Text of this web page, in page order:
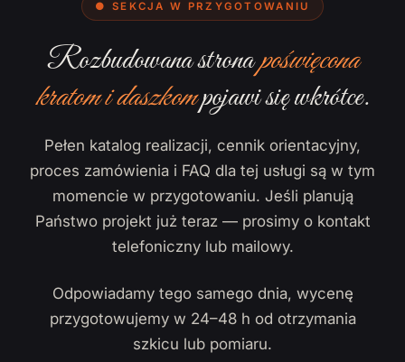
● SEKCJA W PRZYGOTOWANIU
Rozbudowana stronapoświęcona
kratom i daszkompojawi się wkrótce.
Pełen katalog realizacji, cennik orientacyjny,
proces zamówienia i FAQ dla tej usługi są w tym
momencie w przygotowaniu. Jeśli planują
Państwo projekt już teraz — prosimy o kontakt
telefoniczny lub mailowy.
Odpowiadamy tego samego dnia, wycenę
przygotowujemy w 24–48 h od otrzymania
szkicu lub pomiaru.